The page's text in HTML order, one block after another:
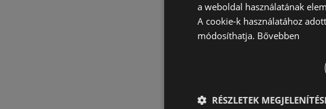
a weboldal használatának
A cookie-k használatához
módosíthatja. Bővebben
RÉSZLETEK